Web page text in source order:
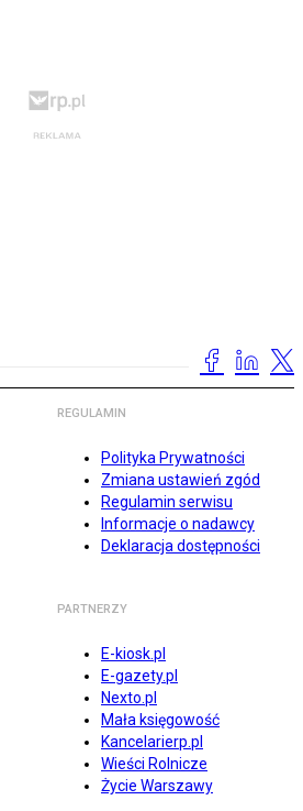
REGULAMIN
Polityka Prywatności
Zmiana ustawień zgód
Regulamin serwisu
Informacje o nadawcy
Deklaracja dostępności
PARTNERZY
E-kiosk.pl
E-gazety.pl
Nexto.pl
Mała księgowość
Kancelarierp.pl
Wieści Rolnicze
Życie Warszawy